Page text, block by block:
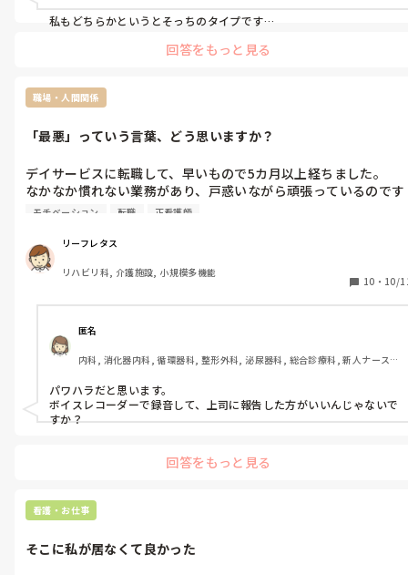
私もどちらかというとそっちのタイプです
抜けがないように、次の勤務帯に送る時もかなり気をつけてます
れかけた事もあります
室すると床頭台はグッチャグチャ‥NGチューブのテープは剥がれチ
いシミ汚染‥しまいにはなぜかドレーンの廃液が漏れて床汚染され
たまま‥
私はやってられなくて退職しました（汗）
回答をもっと見る
職場・人間関係
「最悪」っていう言葉、どう思いますか？
デイサービスに転職して、早いもので5カ月以上経ちました。
なかなか慣れない業務があり、戸惑いながら頑張っているのです
が💦
時に、介護スタッフから「最悪や！｣っていう心ない言葉の連呼
😣
モチベーションが下がる一方です💦
看護師歴は既に40年余りになりますが、こんな屈辱を受けたこと
は、いまだ且つて無かったので、これからも続けられるか不安で
溜まりません💦
還暦過ぎてからの新たな挑戦、と思ってデイサービスを始めたけ
れど、年内もしくは年度末で身の振り方を考えようかなって思う
「最悪」っていう言葉、どう思いますか？
私は誰かに面と向かって言った事がありませんが、この言葉は、
モチベーション 転職 正看護師
リーフレタス
リハビリ科, 介護施設, 小規模多機能
10 ・ 10/
匿名
内科, 消化器内科, 循環器科, 整形外科, 泌尿器科, 総合診療科, 新人ナース,
パワハラだと思います。
ボイスレコーダーで録音して、上司に報告した方がいいんじゃないで
すか？
回答をもっと見る
看護・お仕事
そこに私が居なくて良かった